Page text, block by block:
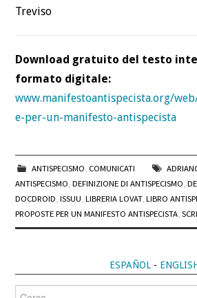
Treviso
Download gratuito del testo
formato digitale:
www.manifestoantispecista.org/
e-per-un-manifesto-antispecista
ANTISPECISMO, COMUNICATI
ANTISPECISMO,DEFINIZIONE DI ANTISPECISMO,
DOCDROID,ISSUU,LIBRERIA LOVAT,LIBRO
PROPOSTE PER UN MANIFESTO ANTISPECISTA,
ESPAÑOL-
Cerca